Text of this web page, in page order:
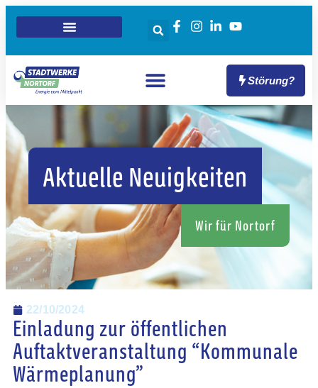
Störung?
Aktuelle Neuigkeiten
Wir für Nortorf
22/10/2024
Einladung zur öffentlichen
Auftaktveranstaltung “Kommunale
Wärmeplanung”